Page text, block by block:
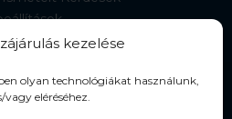
kezelése
olyan technológiákat használunk,
eléréséhez.